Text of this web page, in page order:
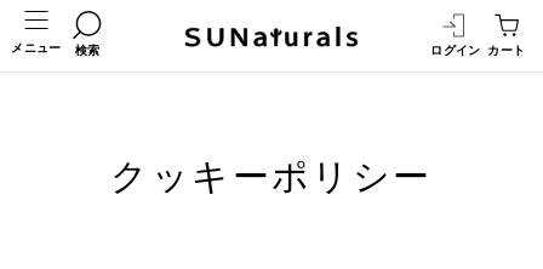
メニュー 検索 ログイン カート
クッキーポリシー